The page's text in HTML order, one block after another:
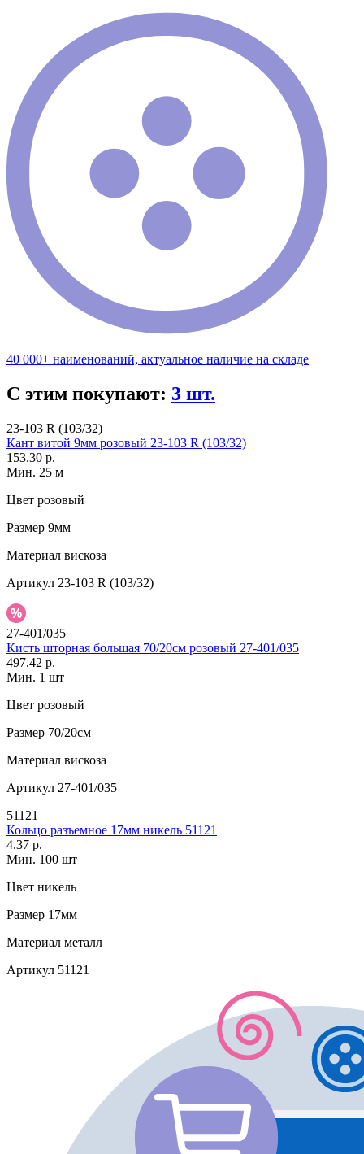
40 000+ наименований, актуальное наличие на складе
С этим покупают: 3 шт.
23-103 R (103/32)
Кант витой 9мм розовый 23-103 R (103/32)
153.30 р.
Мин. 25 м
Цвет розовый
Размер 9мм
Материал вискоза
Артикул 23-103 R (103/32)
27-401/035
Кисть шторная большая 70/20см розовый 27-401/035
497.42 р.
Мин. 1 шт
Цвет розовый
Размер 70/20см
Материал вискоза
Артикул 27-401/035
51121
Кольцо разъемное 17мм никель 51121
4.37 р.
Мин. 100 шт
Цвет никель
Размер 17мм
Материал металл
Артикул 51121